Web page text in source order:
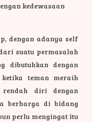
kedewasaan
dengan adanya self
suatu permasalah
dibutuhkan dengan
teman meraih
rendah diri dengan
berharga di bidang
perlu mengingat itu